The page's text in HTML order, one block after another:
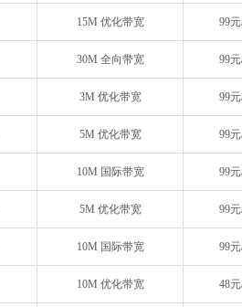
15M 优化带宽 99
30M 全向带宽 99
3M 优化带宽 99
5M 优化带宽 99
10M 国际带宽 99
5M 优化带宽 99
10M 国际带宽 99
10M 优化带宽 48